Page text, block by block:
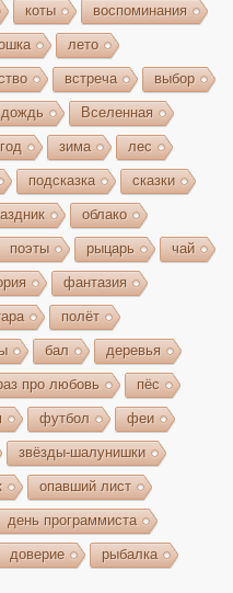
коты воспоминания
лето
встреча выбор
дождь Вселенная
зима лес
подсказка сказки
облако
поэты рыцарь чай
фантазия
полёт
бал деревья
про любовь пёс
футбол феи
звёзды-шалунишки
опавший лист
день программиста
доверие рыбалка